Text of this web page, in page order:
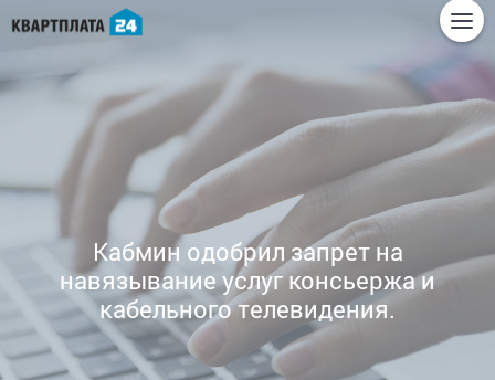
Кабмин одобрил запрет на
навязывание услуг консьержа и
кабельного телевидения.